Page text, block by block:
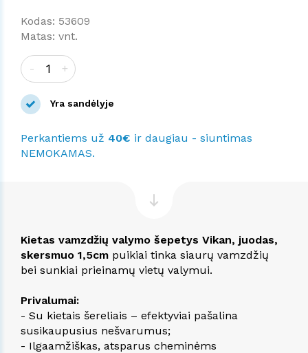
Kodas: 53609
Matas: vnt.
- +
Yra sandėlyje
Perkantiems už 40€ ir daugiau - siuntimas
NEMOKAMAS.
Kietas vamzdžių valymo šepetys Vikan, juodas,
skersmuo 1,5cm puikiai tinka siaurų vamzdžių
bei sunkiai prieinamų vietų valymui.
Privalumai:
- Su kietais šereliais – efektyviai pašalina
susikaupusius nešvarumus;
- Ilgaamžiškas, atsparus cheminėms